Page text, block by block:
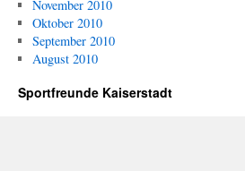
November 2010
Oktober 2010
September 2010
August 2010
Sportfreunde Kaiserstadt